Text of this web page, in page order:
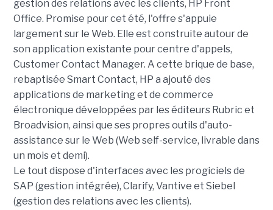
gestion des relations avec les clients, HP Front
Office. Promise pour cet été, l'offre s'appuie
largement sur le Web. Elle est construite autour de
son application existante pour centre d'appels,
Customer Contact Manager. A cette brique de base,
rebaptisée Smart Contact, HP a ajouté des
applications de marketing et de commerce
électronique développées par les éditeurs Rubric et
Broadvision, ainsi que ses propres outils d'auto-
assistance sur le Web (Web self-service, livrable dans
un mois et demi).
Le tout dispose d'interfaces avec les progiciels de
SAP (gestion intégrée), Clarify, Vantive et Siebel
(gestion des relations avec les clients).